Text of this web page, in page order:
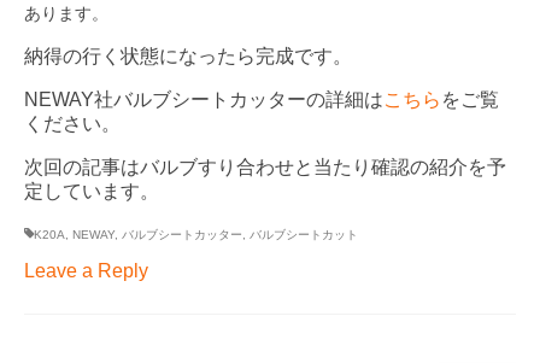
あります。
納得の行く状態になったら完成です。
NEWAY社バルブシートカッターの詳細はこちら をご覧
ください。
次回の記事はバルブすり合わせと当たり確認の紹介を予
定しています。
K20A NEWAY バルブシートカッター バルブシートカット
Leave a Reply